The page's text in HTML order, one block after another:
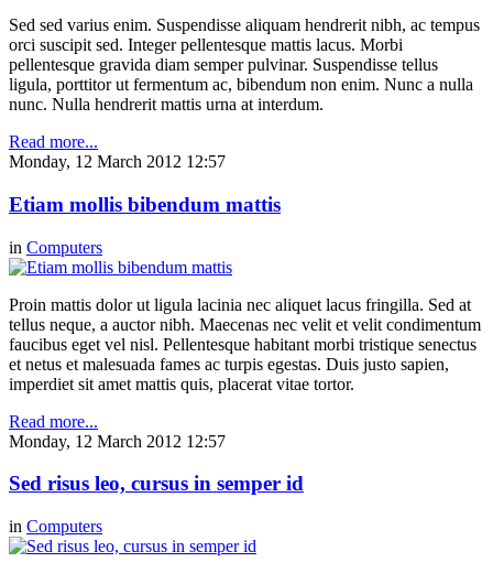
Sed sed varius enim. Suspendisse aliquam hendrerit nibh, ac tempus
orci suscipit sed. Integer pellentesque mattis lacus. Morbi
pellentesque gravida diam semper pulvinar. Suspendisse tellus
ligula, porttitor ut fermentum ac, bibendum non enim. Nunc a nulla
nunc. Nulla hendrerit mattis urna at interdum.
Read more...
Monday, 12 March 2012 12:57
Etiam mollis bibendum mattis
in Computers
Proin mattis dolor ut ligula lacinia nec aliquet lacus fringilla. Sed at
tellus neque, a auctor nibh. Maecenas nec velit et velit condimentum
faucibus eget vel nisl. Pellentesque habitant morbi tristique senectus
et netus et malesuada fames ac turpis egestas. Duis justo sapien,
imperdiet sit amet mattis quis, placerat vitae tortor.
Read more...
Monday, 12 March 2012 12:57
Sed risus leo, cursus in semper id
in Computers